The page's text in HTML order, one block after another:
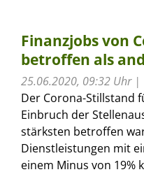
Finanzjobs von
betroffen als
25.06.2020, 09:32 Uhr
Der Corona-Stillstand
Einbruch der
stärksten betroffen
Dienstleistungen mit
einem Minus von 19%